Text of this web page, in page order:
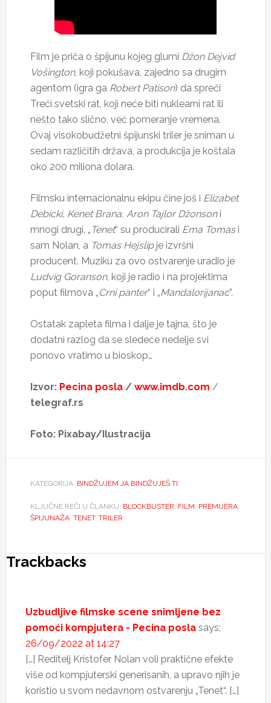
Film je priča o špijunu kojeg glumi Džon Dejvid
Vošington, koji pokušava, zajedno sa drugim
agentom (igra ga Robert Patison) da spreči
Treći svetski rat, koji neće biti nuklearni rat ili
nešto tako slično, već pomeranje vremena.
Ovaj visokobudžetni špijunski triler je sniman u
sedam različitih država, a produkcija je koštala
oko 200 miliona dolara.
Filmsku internacionalnu ekipu čine još i Elizabet
Debicki, Kenet Brana, Aron Tajlor Džonsoni
mnogi drugi. „ Tenet“ su producirali Ema Tomasi
sam Nolan, a Tomas Hejslipje izvršni
producent. Muziku za ovo ostvarenje uradio je
Ludvig Goranson, koji je radio i na projektima
poput filmova „Crni panter“ i „Mandalorijanac”.
Ostatak zapleta filma i dalje je tajna, što je
dodatni razlog da se sledeće nedelje svi
ponovo vratimo u bioskop…
Izvor: Pecina posla/ www.imdb.com /
telegraf.rs
Foto: Pixabay/Ilustracija
KATEGORIJA: BINDŽUJEM JA BINDŽUJEŠ TI
KLJUČNE REČI U ČLANKU: BLOCKBUSTER, FILM, PREMIJERA,
ŠPIJUNAŽA, TENET, TRILER
Reader
Trackbacks
Uzbudljive filmske scene snimljene bez
pomoći kompjutera - Pecina posla says:
26/09/2022 at 14:27
[…] Reditelj Kristofer Nolan voli praktične efekte
više od kompjuterski generisanih, a upravo njih je
koristio u svom nedavnom ostvarenju „Tenet“. […]